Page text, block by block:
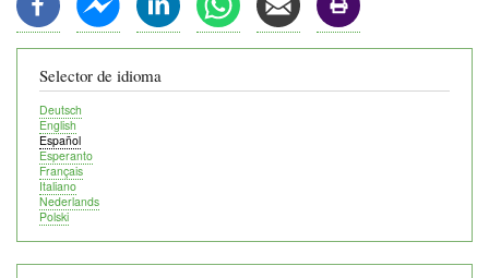
Selector de idioma
Deutsch
English
Español
Esperanto
Français
Italiano
Nederlands
Polski